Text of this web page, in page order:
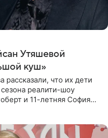
Утяшевой
куш»
что их дети
реалити-шоу
и 11-летняя София